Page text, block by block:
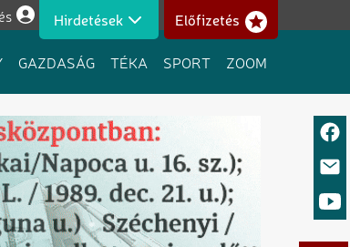
fiók menüje
Hirdetések Előfizetés
GAZDASÁG TÉKA SPORT ZOOM